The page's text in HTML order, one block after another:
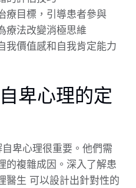
療目標，引導患者參與
療法改變消極思維
我價值感和自我肯定能力
卑心理的定
卑心理很重要。他們需
的複雜成因。深入了解患
醫生 可以設計出針對性的